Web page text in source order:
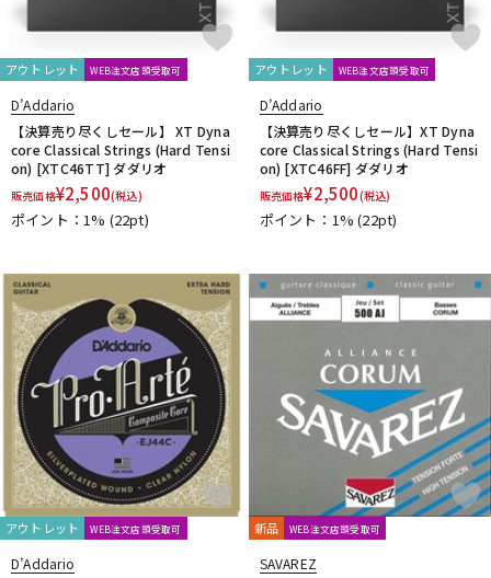
アウトレット WEB注文店頭受取可
D’Addario
【決算売り尽くしセール】 XT Dyna
core Classical Strings (Hard Tensi
on) [XTC46TT] ダダリオ
販売価格¥2,500(税込)
ポイント：1% (22pt)
アウトレット WEB注文店頭受取可
D’Addario
【決算売り尽くしセール】XT Dyna
core Classical Strings (Hard Tensi
on) [XTC46FF] ダダリオ
販売価格¥2,500(税込)
ポイント：1%(22pt)
アウトレット WEB注文店頭受取可
D’Addario
新品 WEB注文店頭受取可
SAVAREZ